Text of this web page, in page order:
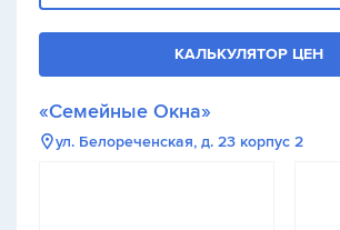
КАЛЬКУЛЯТОР ЦЕН
«Семейные Окна»
ул. Белореченская, д. 23 корпус 2